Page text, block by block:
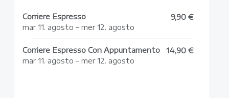
Corriere Espresso
mar 11. agosto – mer 12. agosto
9,90 €
Corriere Espresso Con Appuntamento
mar 11. agosto – mer 12. agosto
14,90 €